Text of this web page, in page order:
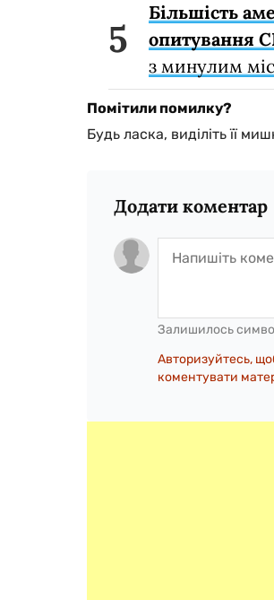
Більшість
опитування
з минулим
Помітили помилку?
Будь ласка, виділіть її
Додати коментар
Залишилось
Авторизуйтесь,
коментувати